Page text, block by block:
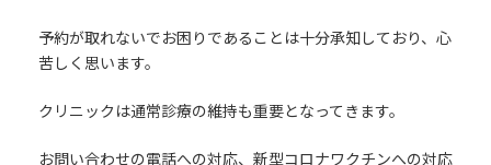
予約が取れないでお困りであることは十分承知しており、心
苦しく思います。
クリニックは通常診療の維持も重要となってきます。
お問い合わせの電話への対応、新型コロナワクチンへの対応